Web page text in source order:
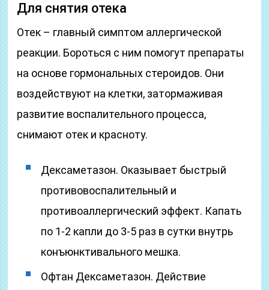
Для снятия отека
Отек – главный симптом аллергической
реакции. Бороться с ним помогут препараты
на основе гормональных стероидов. Они
воздействуют на клетки, затормаживая
развитие воспалительного процесса,
снимают отек и красноту.
Дексаметазон. Оказывает быстрый
противовоспалительный и
противоаллергический эффект. Капать
по 1-2 капли до 3-5 раз в сутки внутрь
конъюнктивального мешка.
Офтан Дексаметазон. Действие